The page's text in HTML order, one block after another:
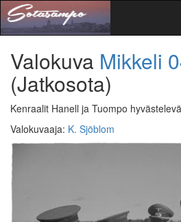
Valokuva Mikkeli
(Jatkosota)
Kenraalit Hanell ja Tuompo
Valokuvaaja: K. Sjöblom